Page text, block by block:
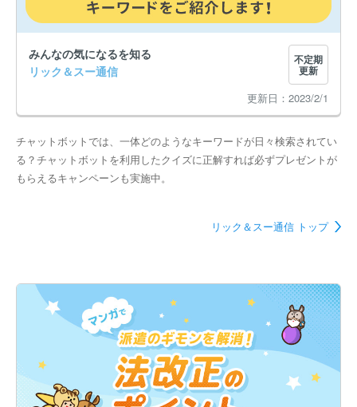
みんなの気になるを知る
リック＆スー通信
不定期
更新
2023/2/1
チャットボットでは、一体どのようなキーワードが日々検索されてい
る？チャットボットを利用したクイズに正解すれば必ずプレゼントが
もらえるキャンペーンも実施中。
リック＆スー通信 トップ